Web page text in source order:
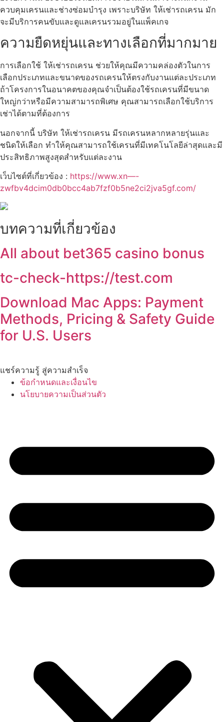
ควบคุมเครนและช่างซ่อมบำรุง เพราะบริษัท ให้เช่ารถเครน มัก
จะมีบริการคนขับและดูแลเครนรวมอยู่ในแพ็คเกจ
ความยืดหยุ่นและทางเลือกที่มากมาย
การเลือกใช้ ให้เช่ารถเครน ช่วยให้คุณมีความคล่องตัวในการ
เลือกประเภทและขนาดของรถเครนให้ตรงกับงานแต่ละประเภท
ถ้าโครงการในอนาคตของคุณจำเป็นต้องใช้รถเครนที่มีขนาด
ใหญ่กว่าหรือมีความสามารถพิเศษ คุณสามารถเลือกใช้บริการ
เช่าได้ตามที่ต้องการ
นอกจากนี้ บริษัท ให้เช่ารถเครน มีรถเครนหลากหลายรุ่นและ
ชนิดให้เลือก ทำให้คุณสามารถใช้เครนที่มีเทคโนโลยีล่าสุดและมี
ประสิทธิภาพสูงสุดสำหรับแต่ละงาน
เว็บไซต์ที่เกี่ยวข้อง : https://www.xn—-
zwfbv4dcim0db0bcc4ab7fzf0b5ne2ci2jva5gf.com/
บทความที่เกี่ยวข้อง
All about bet365 casino bonus
tc-check-https://test.com
Download Mac Apps: Payment
Methods, Pricing & Safety Guide
for U.S. Users
แชร์ความรู้ สู่ความสำเร็จ
ข้อกำหนดและเงื่อนไข
นโยบายความเป็นส่วนตัว